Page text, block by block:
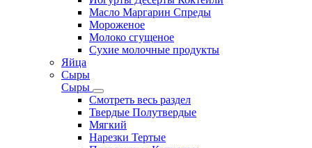
Масло Маргарин Спреды
Мороженое
Молоко сгущеное
Сухие молочные продукты
Яйца
Сыры
Сыры
Смотреть весь раздел
Твердые Полутвердые
Мягкий
Нарезки Тертые